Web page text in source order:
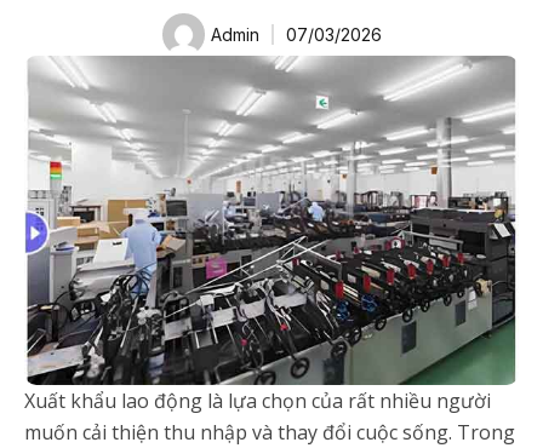
Admin 07/03/2026
Xuất khẩu lao động là lựa chọn của rất nhiều người
muốn cải thiện thu nhập và thay đổi cuộc sống. Trong